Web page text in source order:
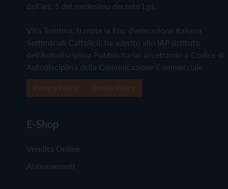
dell'art. 5 del medesimo decreto Lgs.
Vita Trentina, tramite la Fisc (Federazione Italiana
Settimanali Cattolici), ha aderito allo IAP (Istituto
dell'Autodisciplina Pubblicitaria) accettando il Codice di
Autodisciplina della Comunicazione Commerciale
E-Shop
Vendita Online
Abbonamenti